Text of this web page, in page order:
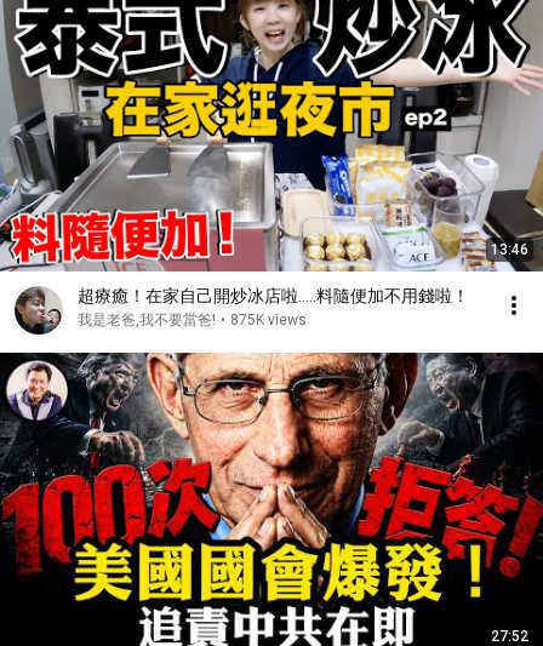
13:46
超療癒！在家自己開炒冰店啦.....料隨便加不用錢啦！
我是老爸,我不要當爸! • 875K views
27:52